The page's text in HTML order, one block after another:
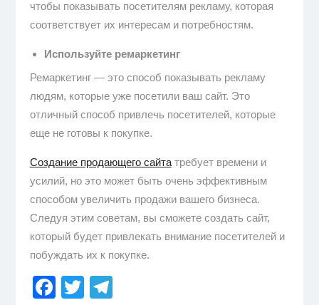
чтобы показывать посетителям рекламу, которая
соответствует их интересам и потребностям.
Используйте ремаркетинг
Ремаркетинг — это способ показывать рекламу
людям, которые уже посетили ваш сайт. Это
отличный способ привлечь посетителей, которые
еще не готовы к покупке.
Создание продающего сайтатребует времени и
усилий, но это может быть очень эффективным
способом увеличить продажи вашего бизнеса.
Следуя этим советам, вы сможете создать сайт,
который будет привлекать внимание посетителей и
побуждать их к покупке.
Facebook
Twitter